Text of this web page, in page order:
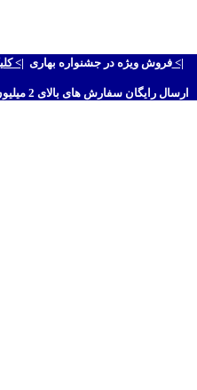
فروش ویژه در جشنواره بهاری|> کلیک کنید <|
ارسال رایگان سفارش های بالای 2 میلیون تومان